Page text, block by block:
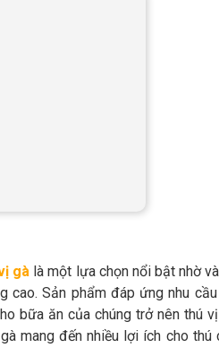
gà là một lựa chọn nổi bật nhờ
cao. Sản phẩm đáp ứng nhu
bữa ăn của chúng trở nên thú vị
mang đến nhiều lợi ích cho thú